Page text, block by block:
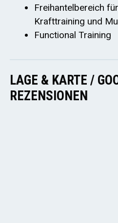
Freihantelbereich
Krafttraining und
Functional Training
LAGE & KARTE /
REZENSIONEN